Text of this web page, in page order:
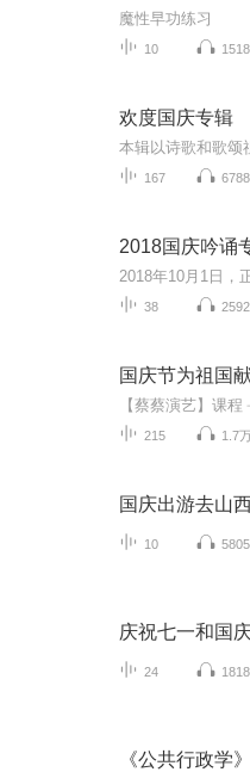
魔性早功练习
10 1518
欢度国庆专辑
167 6788
2018国庆吟诵
38 2592
国庆节为祖国
215 1.7
国庆出游去山
10 5805
庆祝七一和国
24 1818
《公共行政学